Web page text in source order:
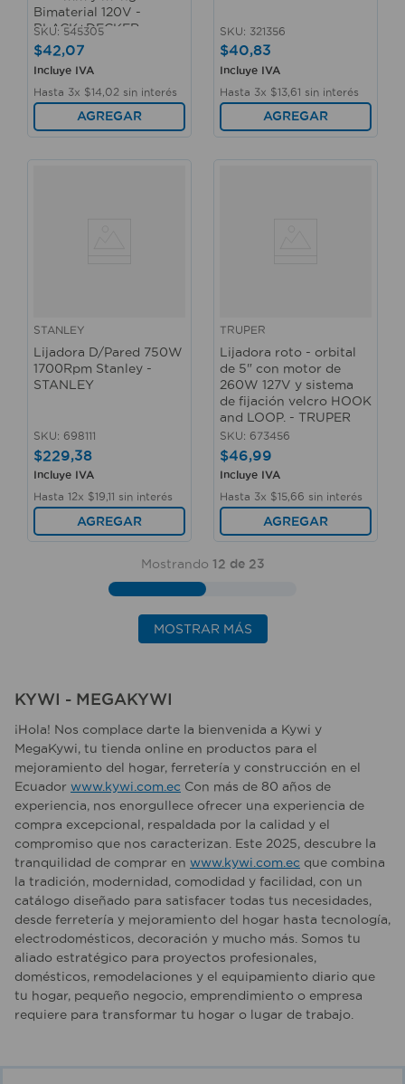
Bimaterial 120V -
BLACK+DECKER
SKU: 545305
$42,07
Incluye IVA
Hasta 3x $14 02 sin interés
AGREGAR
SKU: 321356
$40,83
Incluye IVA
Hasta 3x $13 61 sin interés
AGREGAR
STANLEY
Lijadora D/Pared 750W
1700Rpm Stanley -
STANLEY
SKU: 698111
$229,38
Incluye IVA
Hasta 12x $19 11 sin interés
AGREGAR
TRUPER
Lijadora roto - orbital
de 5" con motor de
260W 127V y sistema
de fijación velcro HOOK
and LOOP. - TRUPER
SKU: 673456
$46,99
Incluye IVA
Hasta 3x $15 66 sin interés
AGREGAR
Mostrando 12 de 23
MOSTRAR MÁS
KYWI - MEGAKYWI
¡Hola! Nos complace darte la bienvenida a Kywi y
MegaKywi, tu tienda online en productos para el
mejoramiento del hogar, ferretería y construcción en el
Ecuador www.kywi.com.ec Con más de 80 años de
experiencia, nos enorgullece ofrecer una experiencia de
compra excepcional, respaldada por la calidad y el
compromiso que nos caracterizan. Este 2025, descubre la
tranquilidad de comprar en www.kywi.com.ec que combina
la tradición, modernidad, comodidad y facilidad, con un
catálogo diseñado para satisfacer todas tus necesidades,
desde ferretería y mejoramiento del hogar hasta tecnología,
electrodomésticos, decoración y mucho más. Somos tu
aliado estratégico para proyectos profesionales,
domésticos, remodelaciones y el equipamiento diario que
tu hogar, pequeño negocio, emprendimiento o empresa
requiere para transformar tu hogar o lugar de trabajo.